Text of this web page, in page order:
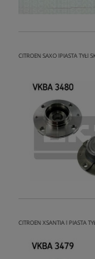
CITROEN SAXO lPIASTA
CITROEN XSANTIA l PIASTA